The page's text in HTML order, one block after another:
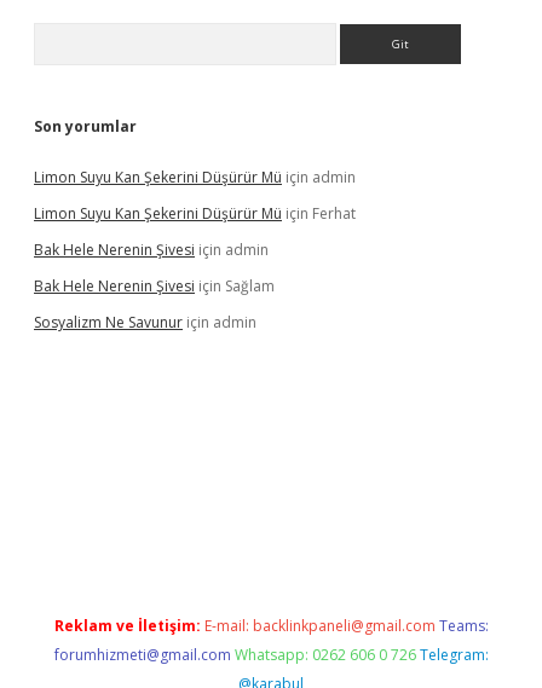
Son yorumlar
Limon Suyu Kan Şekerini Düşürür Mü için admin
Limon Suyu Kan Şekerini Düşürür Mü için Ferhat
Bak Hele Nerenin Şivesi için admin
Bak Hele Nerenin Şivesi için Sağlam
Sosyalizm Ne Savunur için admin
Reklam ve İletişim: E-mail: backlinkpaneli@gmail.com Teams:
forumhizmeti@gmail.com Whatsapp: 0262 606 0 726 Telegram:
@karabul